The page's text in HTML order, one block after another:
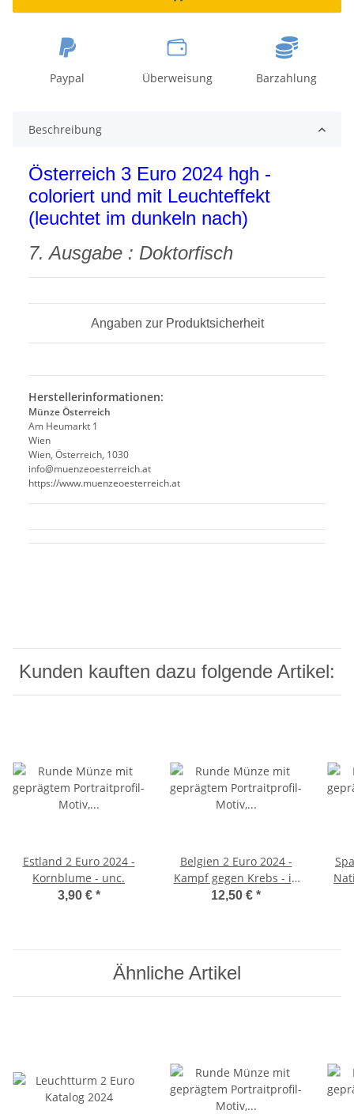
Paypal Überweisung Barzahlung
Beschreibung
Österreich 3 Euro 2024 hgh -
coloriert und mit Leuchteffekt
(leuchtet im dunkeln nach)
7. Ausgabe : Doktorfisch
Angaben zur Produktsicherheit
Herstellerinformationen:
Münze Österreich
Am Heumarkt 1
Wien
Wien, Österreich, 1030
info@muenzeoesterreich.at
https://www.muenzeoesterreich.at
Kunden kauften dazu folgende Artikel:
Estland 2 Euro 2024 -
Kornblume - unc.
3,90 € *
Belgien 2 Euro 2024 -
Kampf gegen Krebs - in
niederl. Coincard
12,50 € *
Ähnliche Artikel